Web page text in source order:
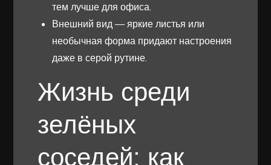
тем лучше для офиса.
Внешний вид — яркие листья или
необычная форма придают настроения
даже в серой рутине.
Жизнь среди
зелёных
соседей: как